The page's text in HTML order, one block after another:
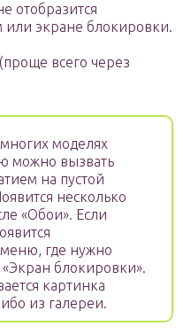
отобразится
экране блокировки.
всего через
моделях
можно вызвать
на пустой
несколько
«Обои». Если
где нужно
блокировки».
картинка
из галереи.